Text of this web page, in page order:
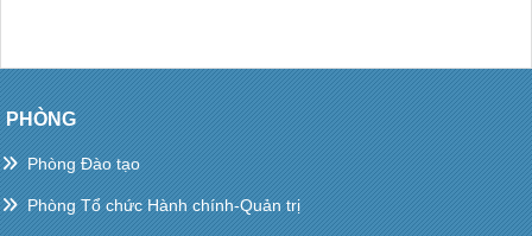
PHÒNG
Phòng Đào tạo
Phòng Tổ chức Hành chính-Quản trị